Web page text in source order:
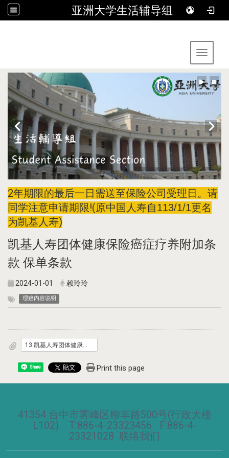
亚洲大学生活辅导组
Toggle
2年期限的最后一日需送至保险公司受理日。请
同学注意申请期限!(原中国人寿自113/1/1更名
为凯基人寿)
凯基人寿团体健康保险癌症疗养附加条
款 保单条款
2024-01-01 赖玲玲
理赔内容说明
Share Print this page
41354 台中市雾峰区柳丰路500号(行政大楼
L102) T:886-4-23323456 F:886-4-
23321028 联络我们